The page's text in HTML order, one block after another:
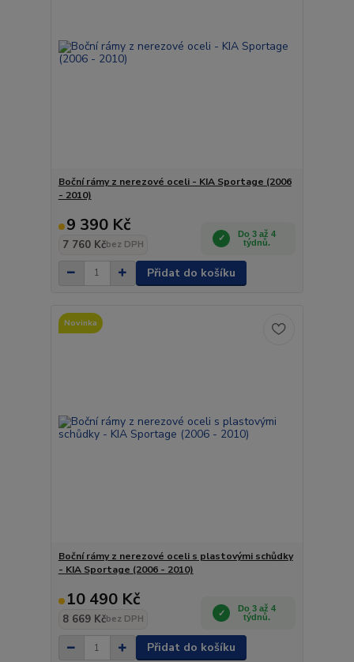
Boční rámy z nerezové oceli - KIA Sportage (2006
- 2010)
9 390 Kč
7 760 Kčbez DPH
Do 3 až 4
týdnů.
Přidat do košíku
Novinka
Boční rámy z nerezové oceli s plastovými schůdky
- KIA Sportage (2006 - 2010)
10 490 Kč
8 669 Kčbez DPH
Do 3 až 4
týdnů.
Přidat do košíku